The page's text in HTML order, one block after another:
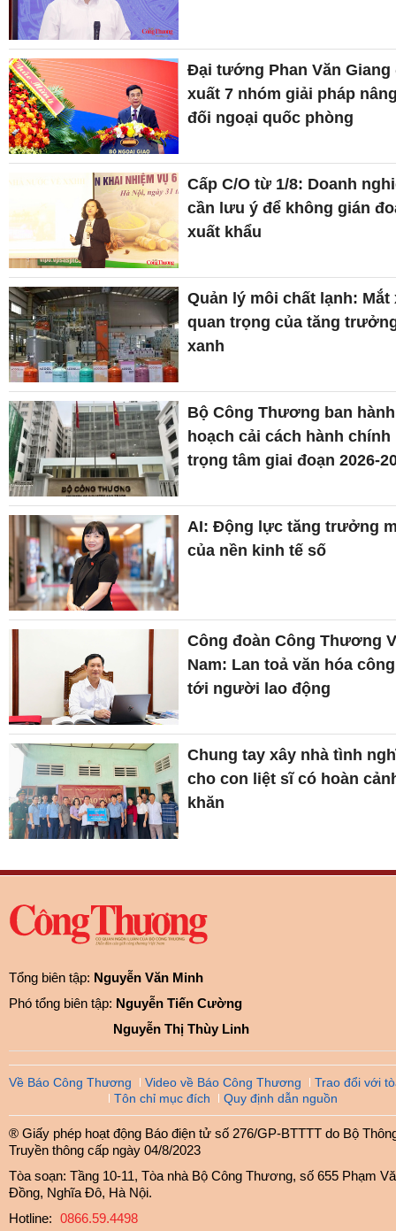
Đại tướng Phan Văn Giang
xuất 7 nhóm giải pháp
đối ngoại quốc phòng
Cấp C/O từ 1/8: Doanh
cần lưu ý để không gián
xuất khẩu
Quản lý môi chất lạnh: Mắt
quan trọng của tăng
xanh
Bộ Công Thương ban
hoạch cải cách hành chính
trọng tâm giai đoạn 2026-
AI: Động lực tăng trưởng
của nền kinh tế số
Công đoàn Công Thương
Nam: Lan toả văn hóa
tới người lao động
Chung tay xây nhà tình
cho con liệt sĩ có hoàn
khăn
Tổng biên tập: Nguyễn Văn Minh
Phó tổng biên tập: Nguyễn Tiến Cường
Nguyễn Thị Thùy Linh
Về Báo Công Thương Video về Báo Công Thương
Trao đổi với
Tôn chỉ mục đích
Quy định dẫn nguồn
® Giấy phép hoạt động Báo điện tử số 276/GP-BTTTT do Bộ
Truyền thông cấp ngày 04/8/2023
Tòa soạn: Tầng 10-11, Tòa nhà Bộ Công Thương, số 655 Phạm
Đồng, Nghĩa Đô, Hà Nội.
Hotline: 0866.59.4498